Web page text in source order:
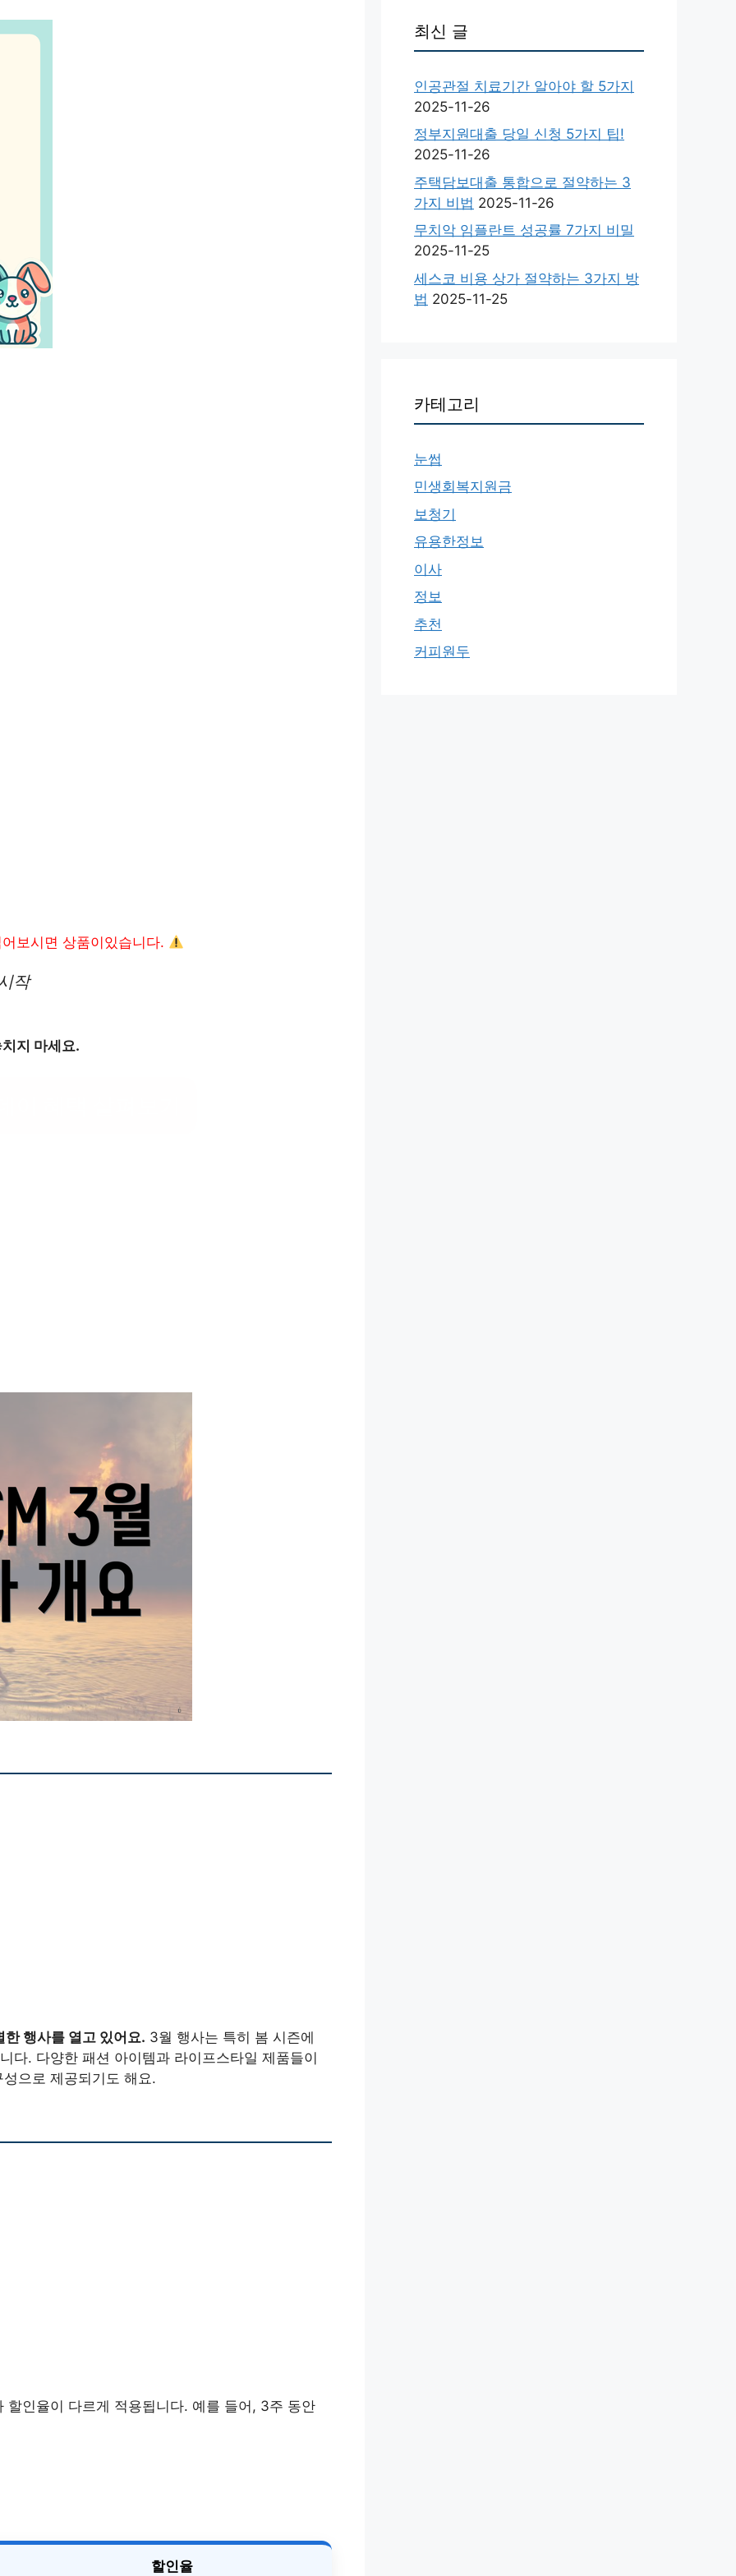
보시면 상품이있습니다.
작
지 마세요.
행사를 열고 있어요. 3월 행사는 특히 봄 시즌에
다. 다양한 패션 아이템과 라이프스타일 제품들이
으로 제공되기도 해요.
인율이 다르게 적용됩니다. 예를 들어, 3주 동안
할인율
최신 글
인공관절 치료기간 알아야 할 5가지
2025-11-26
정부지원대출 당일 신청 5가지 팁!
2025-11-26
주택담보대출 통합으로 절약하는 3
가지 비법 2025-11-26
무치악 임플란트 성공률 7가지 비밀
2025-11-25
세스코 비용 상가 절약하는 3가지 방
법 2025-11-25
카테고리
눈썹
민생회복지원금
보청기
유용한정보
이사
정보
추천
커피원두